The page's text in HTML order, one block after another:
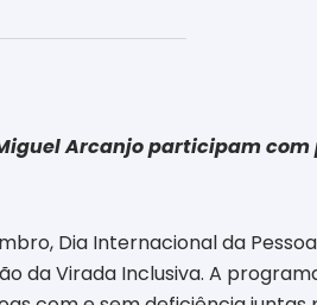
Arcanjo participam
Dia Internacional da
da Virada Inclusiva. A